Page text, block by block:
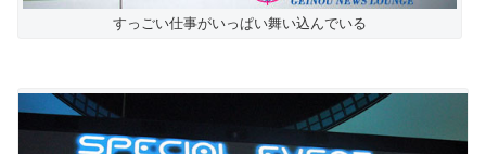
すっごい仕事がいっぱい舞い込んでいる